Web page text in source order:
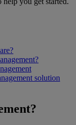
solution